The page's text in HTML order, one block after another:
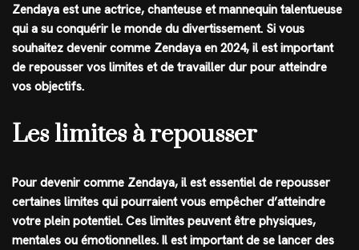
Zendaya est une actrice, chanteuse et mannequin talentueuse
qui a su conquérir le monde du divertissement. Si vous
souhaitez devenir comme Zendaya en 2024, il est important
de repousser vos limites et de travailler dur pour atteindre
vos objectifs.
Les limites à repousser
Pour devenir comme Zendaya, il est essentiel de repousser
certaines limites qui pourraient vous empêcher d’atteindre
votre plein potentiel. Ces limites peuvent être physiques,
mentales ou émotionnelles. Il est important de se lancer des